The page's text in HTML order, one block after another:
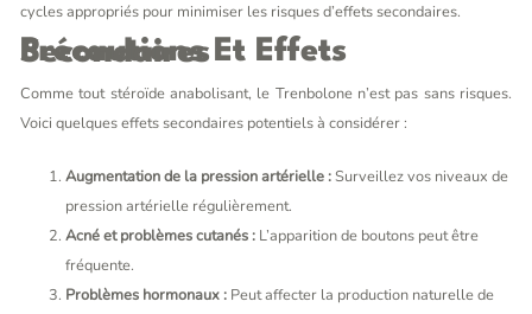
cycles appropriés pour minimiser les risques d’effets secondaires.
Précautions Et Effets Secondaires
Comme tout stéroïde anabolisant, le Trenbolone n’est pas sans risques.
Voici quelques effets secondaires potentiels à considérer :
Augmentation de la pression artérielle :Surveillez vos niveaux de
pression artérielle régulièrement.
Acné et problèmes cutanés : L’apparition de boutons peut être
fréquente.
Problèmes hormonaux : Peut affecter la production naturelle de